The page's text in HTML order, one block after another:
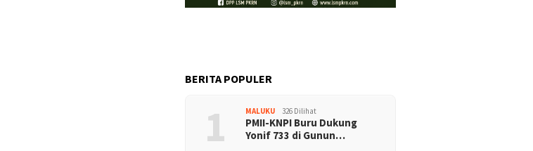
BERITA POPULER
1 MALUKU 326 Dilihat
PMII-KNPI Buru Dukung
Yonif 733 di Gunun…